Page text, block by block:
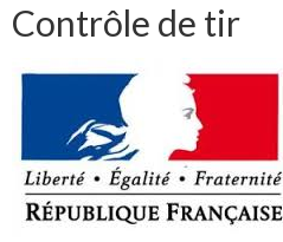
Sécurité
Challenges TS 16
Bilan des championnats
Bénévoles
Contrôle de tir